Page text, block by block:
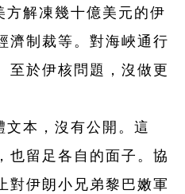
方解凍幾十億美元的伊
濟制裁等。對海峽通行
至於伊核問題，沒做更
文本，沒有公開。這
也留足各自的面子。協
對伊朗小兄弟黎巴嫩軍